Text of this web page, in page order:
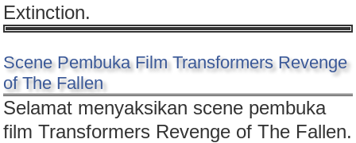
Extinction.
Scene Pembuka Film Transformers Revenge
of The Fallen
Selamat menyaksikan scene pembuka
film Transformers Revenge of The Fallen.